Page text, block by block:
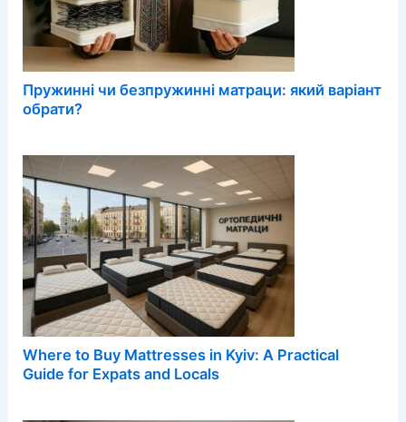
Пружинні чи безпружинні матраци: який варіант
обрати?
Where to Buy Mattresses in Kyiv: A Practical
Guide for Expats and Locals